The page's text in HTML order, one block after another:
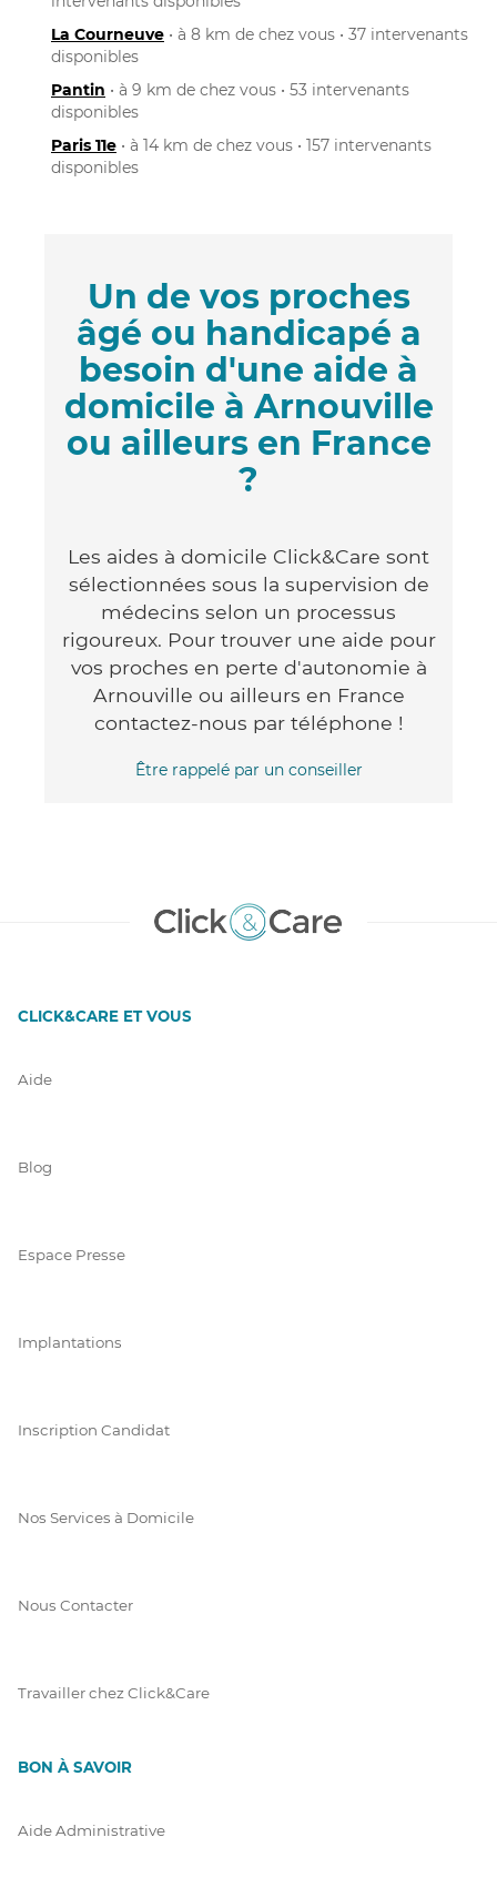
La Courneuve • à 8 km de chez vous • 37 intervenants
disponibles
Pantin • à 9 km de chez vous • 53 intervenants
disponibles
Paris 11e • à 14 km de chez vous • 157 intervenants
disponibles
Un de vos proches
âgé ou handicapé a
besoin d'une aide à
domicile à Arnouville
ou ailleurs en France
?
Les aides à domicile Click&Care sont
sélectionnées sous la supervision de
médecins selon un processus
rigoureux. Pour trouver une aide pour
vos proches en perte d'autonomie à
Arnouville ou ailleurs en France
contactez-nous par téléphone !
Être rappelé par un conseiller
CLICK&CARE ET VOUS
Aide
Blog
Espace Presse
Implantations
Inscription Candidat
Nos Services à Domicile
Nous Contacter
Travailler chez Click&Care
BON À SAVOIR
Aide Administrative